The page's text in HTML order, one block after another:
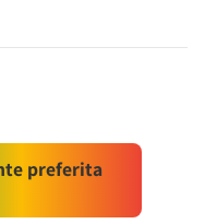
preferita